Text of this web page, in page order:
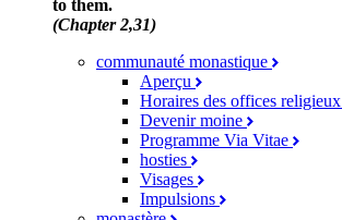
to them.
(Chapter 2,31)
communauté monastique
Aperçu
Horaires des offices religieux
Devenir moine
Programme Via Vitae
hosties
Visages
Impulsions